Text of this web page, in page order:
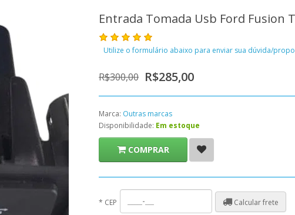
Entrada Tomada Usb Ford Fusion
Utilize o formulário abaixo para enviar sua dúvida/
R$300,00 R$285,00
Marca: Outras marcas
Disponibilidade: Em estoque
COMPRAR
* CEP Calcular frete